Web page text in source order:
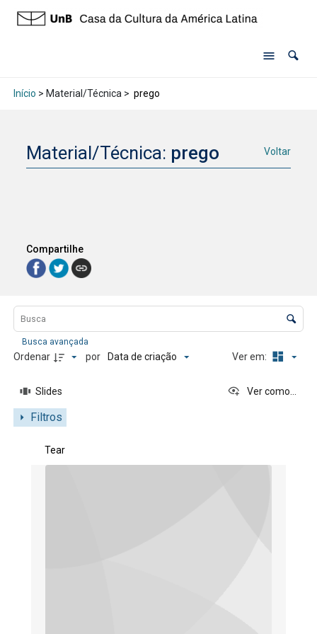
Início > Material/Técnica > prego
Material/Técnica: prego Voltar
Compartilhe
Lista de itens
Controle de ordenação e visualização
Filtros
Busca avançada
Ordenar por Data de criação Ver em:
Slides Ver como...
Resultados da lista de itens
Tear